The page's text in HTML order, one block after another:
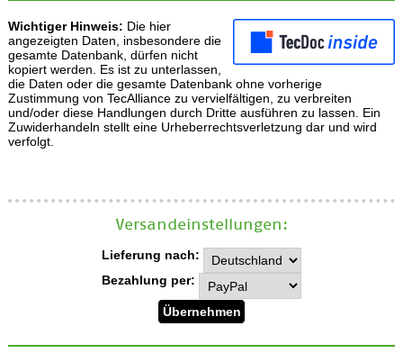
Wichtiger Hinweis: Die hier
angezeigten Daten, insbesondere die
gesamte Datenbank, dürfen nicht
kopiert werden. Es ist zu unterlassen,
die Daten oder die gesamte Datenbank ohne vorherige
Zustimmung von TecAlliance zu vervielfältigen, zu verbreiten
und/oder diese Handlungen durch Dritte ausführen zu lassen. Ein
Zuwiderhandeln stellt eine Urheberrechtsverletzung dar und wird
verfolgt.
Versand­einstellungen:
Lieferung nach:
Bezahlung per: